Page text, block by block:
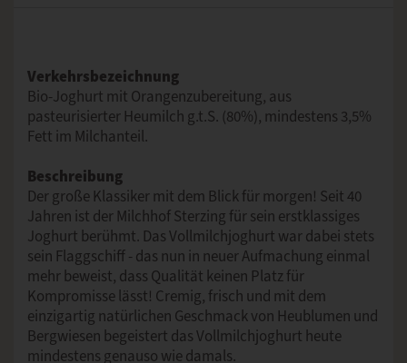
Verkehrsbezeichnung
Bio-Joghurt mit Orangenzubereitung, aus
pasteurisierter Heumilch g.t.S. (80%), mindestens 3,5%
Fett im Milchanteil.
Beschreibung
Der große Klassiker mit dem Blick für morgen! Seit 40
Jahren ist der Milchhof Sterzing für sein erstklassiges
Joghurt berühmt. Das Vollmilchjoghurt war dabei stets
sein Flaggschiff - das nun in neuer Aufmachung einmal
mehr beweist, dass Qualität keinen Platz für
Kompromisse lässt! Cremig, frisch und mit dem
einzigartig natürlichen Geschmack von Heublumen und
Bergwiesen begeistert das Vollmilchjoghurt heute
mindestens genauso wie damals.